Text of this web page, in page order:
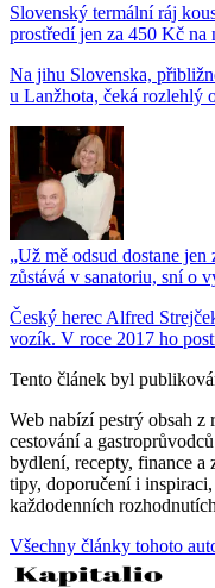
Slovenský termální ráj
prostředí jen za 450 Kč na
Na jihu Slovenska,
u Lanžhota, čeká rozlehlý
„Už mě odsud dostane
zůstává v sanatoriu, sní o
Český herec Alfred
vozík. V roce 2017 ho
Tento článek byl
Web nabízí pestrý obsah z
cestování a
bydlení, recepty, finance a
tipy, doporučení i
každodenních
Všechny články tohoto